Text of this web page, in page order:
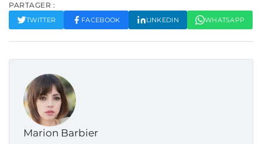
PARTAGER :
TWITTER FACEBOOK LINKEDIN WHATSAPP
Marion Barbier